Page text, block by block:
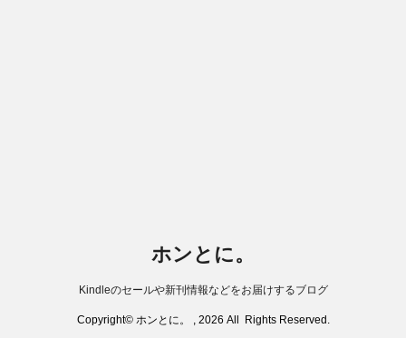
ホンとに。
Kindleのセールや新刊情報などをお届けするブログ
Copyright© ホンとに。 , 2026 All Rights Reserved.